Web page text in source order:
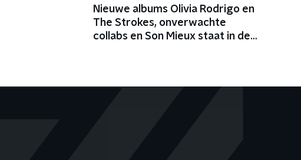
Nieuwe albums Olivia Rodrigo en
The Strokes, onverwachte
collabs en Son Mieux staat in de